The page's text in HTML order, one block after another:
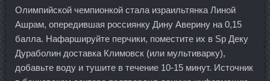
Олимпийской чемпионкой стала израильтянка Линой
Ашрам, опередившая россиянку Дину Аверину на 0,15
балла. Нафаршируйте перчики, поместите их в Sp Деку
Дураболин доставка Климовск (или мультиварку),
добавьте воду и тушите в течение 10-15 минут. Источник